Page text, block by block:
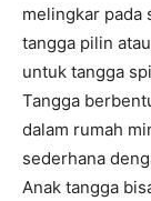
melingkar pada
tangga pilin
untuk tangga
Tangga
dalam rumah
sederhana
Anak tangga